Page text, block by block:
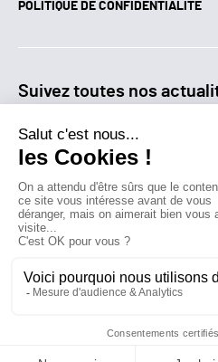
POLITIQUE DE CONFIDENTIALITÉ
Suivez toutes nos
NEWSLETTER
Qui sommes-nous?
Contactez-nous